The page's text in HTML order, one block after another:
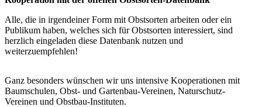
Alle, die in irgendeiner Form mit Obstsorten arbeiten oder ein
Publikum haben, welches sich für Obstsorten interessiert, sind
herzlich eingeladen diese Datenbank nutzen und
weiterzuempfehlen!
Ganz besonders wünschen wir uns intensive Kooperationen mit
Baumschulen, Obst- und Gartenbau-Vereinen, Naturschutz-
Vereinen und Obstbau-Instituten.